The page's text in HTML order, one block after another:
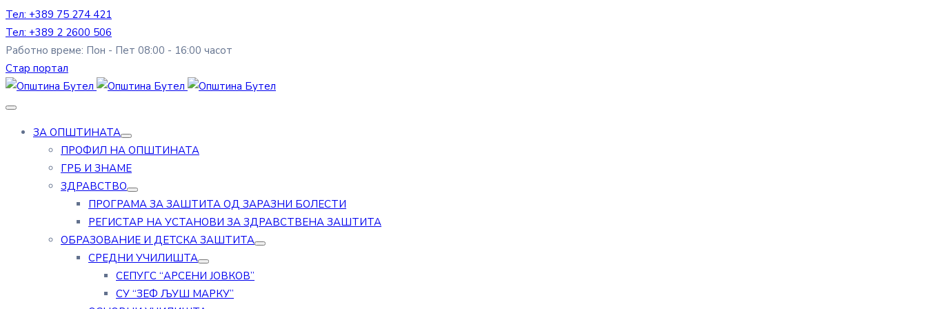
Тел: +389 75 274 421
Тел: +389 2 2600 506
Работно време: Пон - Пет 08:00 - 16:00 часот
Стар портал
ЗА ОПШТИНАТА
ПРОФИЛ НА ОПШТИНАТА
ГРБ И ЗНАМЕ
ЗДРАВСТВО
ПРОГРАМА ЗА ЗАШТИТА ОД ЗАРАЗНИ БОЛЕСТИ
РЕГИСТАР НА УСТАНОВИ ЗА ЗДРАВСТВЕНА ЗАШТИТА
ОБРАЗОВАНИЕ И ДЕТСКА ЗАШТИТА
СРЕДНИ УЧИЛИШТА
СЕПУГС “АРСЕНИ ЈОВКОВ”
СУ “ЗЕФ ЉУШ МАРКУ”